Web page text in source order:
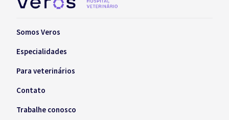
Somos Veros
Especialidades
Para veterinários
Contato
Trabalhe conosco